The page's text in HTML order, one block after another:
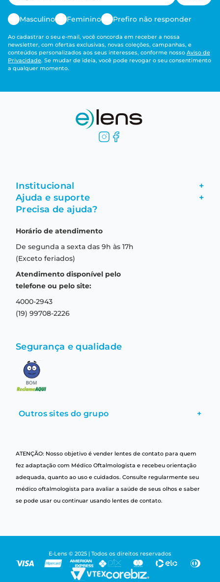
Masculino Feminino Prefiro não responder
Ao cadastrar o seu e-mail, você concorda em receber a nossa
newsletter, com ofertas exclusivas, novas coleções, campanhas, e
conteúdos personalizados aos seus interesses, conforme nosso Aviso de
Privacidade. Se mudar de ideia, você pode revogar o seu consentimento
a qualquer momento.
Institucional +
Fale conosco
Formas de pagamento
Aviso de privacidade
Termos e condições de uso
Ajuda e suporte +
Garantia
Troca e devolução
Central de relacionamento
Precisa de ajuda?
Horário de atendimento
De segunda a sexta das 9h às 17h
(Exceto feriados)
Atendimento disponível pelo
telefone ou pelo site:
4000-2943
(19) 99708-2226
Segurança e qualidade
Outros sites do grupo +
ATENÇÃO: Nosso objetivo é vender lentes de contato para quem
fez adaptação com Médico Oftalmologista e recebeu orientação
adequada, quanto ao uso e cuidados. Consulte regularmente seu
médico oftalmologista para avaliar a saúde de seus olhos e saber
se pode usar ou continuar usando lentes de contato.
E-Lens © 2025 | Todos os direitos reservados